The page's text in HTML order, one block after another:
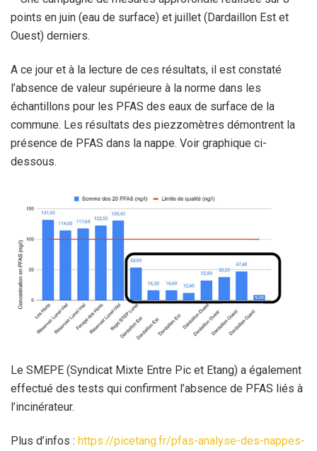
points en juin (eau de surface) et juillet (Dardaillon Est et
Ouest) derniers.
A ce jour et à la lecture de ces résultats, il est constaté
l’absence de valeur supérieure à la norme dans les
échantillons pour les PFAS des eaux de surface de la
commune. Les résultats des piezzomètres démontrent la
présence de PFAS dans la nappe. Voir graphique ci-
dessous.
Le SMEPE (Syndicat Mixte Entre Pic et Etang) a également
effectué des tests qui confirment l’absence de PFAS liés à
l’incinérateur.
Plus d’infos : https://picetang.fr/pfas-analyse-des-nappes-